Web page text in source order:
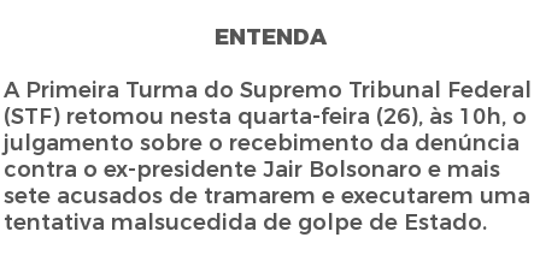
ENTENDA
A Primeira Turma do Supremo Tribunal Federal
(STF) retomou nesta quarta-feira (26), às 10h, o
julgamento sobre o recebimento da denúncia
contra o ex-presidente Jair Bolsonaro e mais
sete acusados de tramarem e executarem uma
tentativa malsucedida de golpe de Estado.